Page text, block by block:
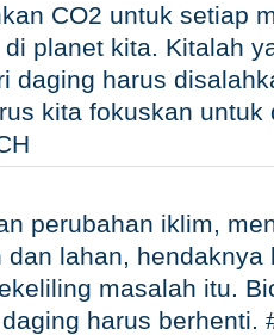
CO2 untuk setiap
planet kita. Kitalah
daging harus
kita fokuskan untuk
perubahan iklim,
dan lahan, hendaknya
masalah itu.
harus berhenti.